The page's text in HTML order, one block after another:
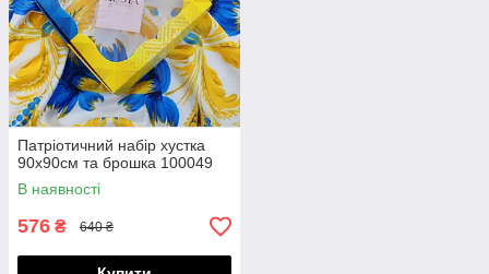
Патріотичний набір хустка
90х90см та брошка 100049
В наявності
576 ₴ 640 ₴